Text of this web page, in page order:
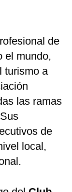
de
el mundo,
turismo a
las ramas
de
local,